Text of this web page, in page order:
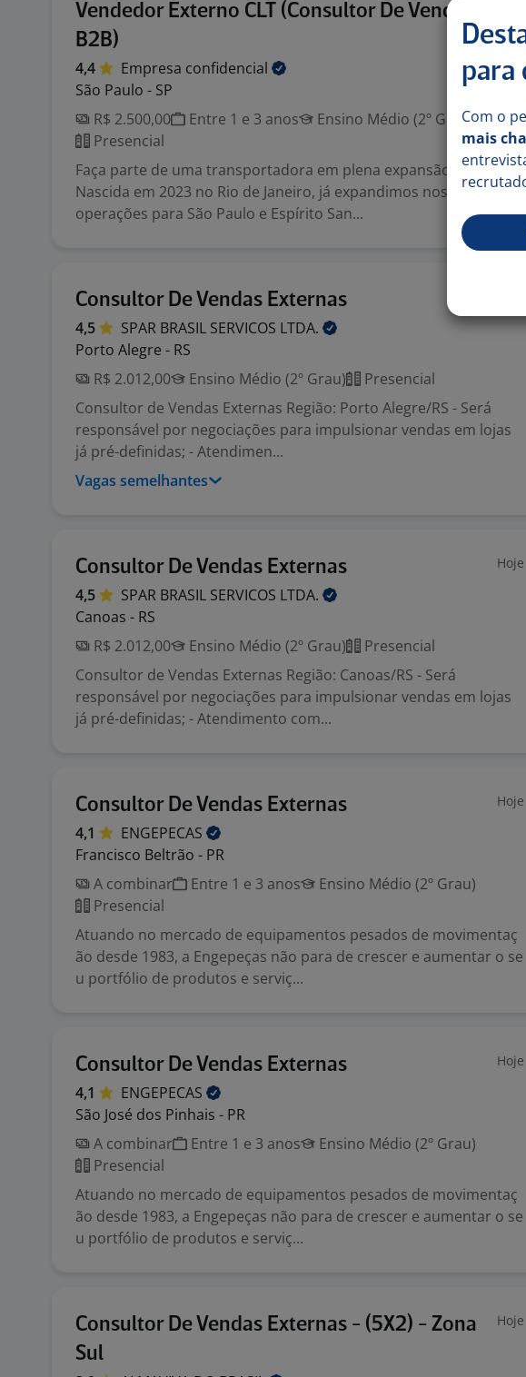
Vendedor Externo CLT (Consultor De Vendas
B2B)
4,4 Empresa confidencial
São Paulo - SP
R$ 2.500,00
Entre 1 e 3 anos
Ensino Médio (2º Grau)
Presencial
Faça parte de uma transportadora em plena expansão! ??
Nascida em 2023 no Rio de Janeiro, já expandimos nossas
operações para São Paulo e Espírito San...
Consultor De Vendas Externas
4,5 SPAR BRASIL SERVICOS LTDA.
Porto Alegre - RS
R$ 2.012,00
Ensino Médio (2º Grau)
Presencial
Consultor de Vendas Externas Região: Porto Alegre/RS - Será
responsável por negociações para impulsionar vendas em lojas
já pré-definidas; - Atendimen...
Vagas semelhantes
Consultor De Vendas Externas Hoje
4,5 SPAR BRASIL SERVICOS LTDA.
Canoas - RS
R$ 2.012,00
Ensino Médio (2º Grau)
Presencial
Consultor de Vendas Externas Região: Canoas/RS - Será
responsável por negociações para impulsionar vendas em lojas
já pré-definidas; - Atendimento com...
Consultor De Vendas Externas Hoje
4,1
ENGEPECAS
Francisco Beltrão - PR
A combinar
Entre 1 e 3 anos
Ensino Médio (2º Grau)
Presencial
Atuando no mercado de equipamentos pesados de movimentaç
ão desde 1983, a Engepeças não para de crescer e aumentar o se
u portfólio de produtos e serviç...
Consultor De Vendas Externas Hoje
4,1
ENGEPECAS
São José dos Pinhais - PR
A combinar
Entre 1 e 3 anos
Ensino Médio (2º Grau)
Presencial
Atuando no mercado de equipamentos pesados de movimentaç
ão desde 1983, a Engepeças não para de crescer e aumentar o se
u portfólio de produtos e serviç...
Consultor De Vendas Externas - (5X2) - Zona
Sul
Hoje
para
Com o
mais